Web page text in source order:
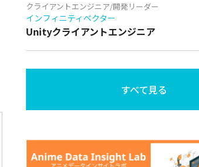
クライアントエンジニア/開発リーダー
インフィニティベクター
Unityクライアントエンジニア
すべて見る